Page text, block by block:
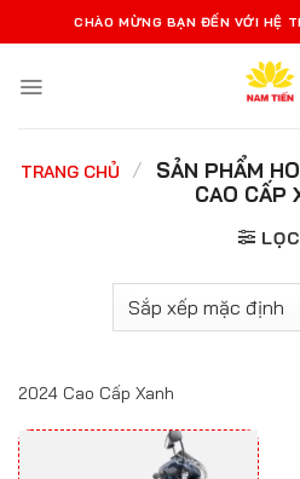
qua
dung
CHÀO MỪNG BẠN ĐẾN VỚI HỆ
TRANG CHỦ / SẢN PHẨM
CAO CẤP
LỌC
2024 Cao Cấp Xanh